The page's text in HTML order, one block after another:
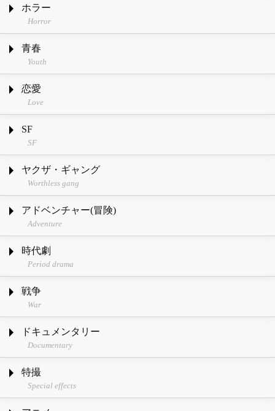
ホラー
Horror
青春
Youth
恋愛
Love
SF
SF
ヤクザ・ギャング
Worthless gang
アドベンチャー(冒険)
Adventure
時代劇
Period drama
戦争
War
ドキュメンタリー
Documentary
特撮
Special effects